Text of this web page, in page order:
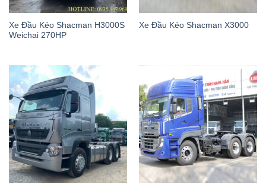
Xe Đầu Kéo Shacman H3000S
Weichai 270HP
Xe Đầu Kéo Shacman X3000